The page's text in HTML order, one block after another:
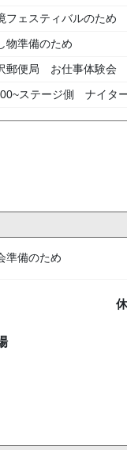
フェスティバルのため
物準備のため
郵便局 お仕事体験会
ステージ側 ナイタ
準備のため